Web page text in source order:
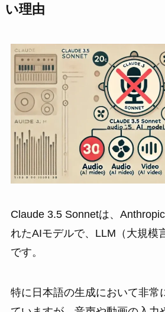
い理由
Claude 3.5 Sonnetは、
れたAIモデルで、LLM（大規模
です。
特に日本語の生成において非常